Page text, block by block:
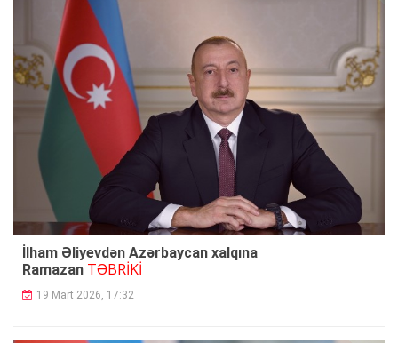
İlham Əliyevdən Azərbaycan xalqına
Ramazan TƏBRİKİ
19 Mart 2026, 17:32